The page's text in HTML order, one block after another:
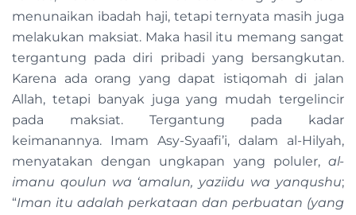
menunaikan ibadah haji, tetapi ternyata masih juga
melakukan maksiat. Maka hasil itu memang sangat
tergantung pada diri pribadi yang bersangkutan.
Karena ada orang yang dapat istiqomah di jalan
Allah, tetapi banyak juga yang mudah tergelincir
pada maksiat. Tergantung pada kadar
keimanannya. Imam Asy-Syaafi’i, dalam al-Hilyah,
menyatakan dengan ungkapan yang poluler, al-
imanu qoulun wa ‘amalun, yaziidu wa yanqushu;
“Iman itu adalah perkataan dan perbuatan (yang